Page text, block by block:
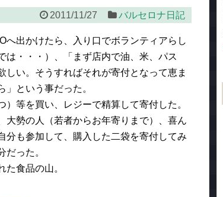
2011/11/27 バルセロナ日記
出かけたら、入り口でボランティアらし
・・・）、「まず店内で油、米、パス
い。そうすればそれが寄付となって恵ま
」という事だった。
等を買い、レジーで精算して寄付した。
大勢の人（若者からお年寄りまで）、喜ん
も参加して、購入した二袋を寄付してみ
だった。
食品の山。